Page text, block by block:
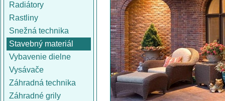
Radiátory
Rastliny
Snežná technika
Stavebný materiál
Vybavenie dielne
Vysávače
Záhradná technika
Záhradné grily